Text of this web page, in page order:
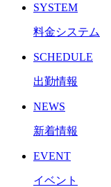
SYSTEM
料金システム
SCHEDULE
出勤情報
NEWS
新着情報
EVENT
イベント